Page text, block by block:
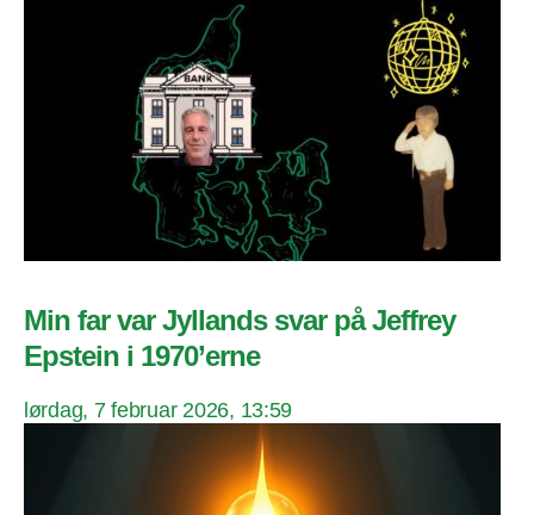
Min far var Jyllands svar på Jeffrey
Epstein i 1970’erne
lørdag, 7 februar 2026, 13:59